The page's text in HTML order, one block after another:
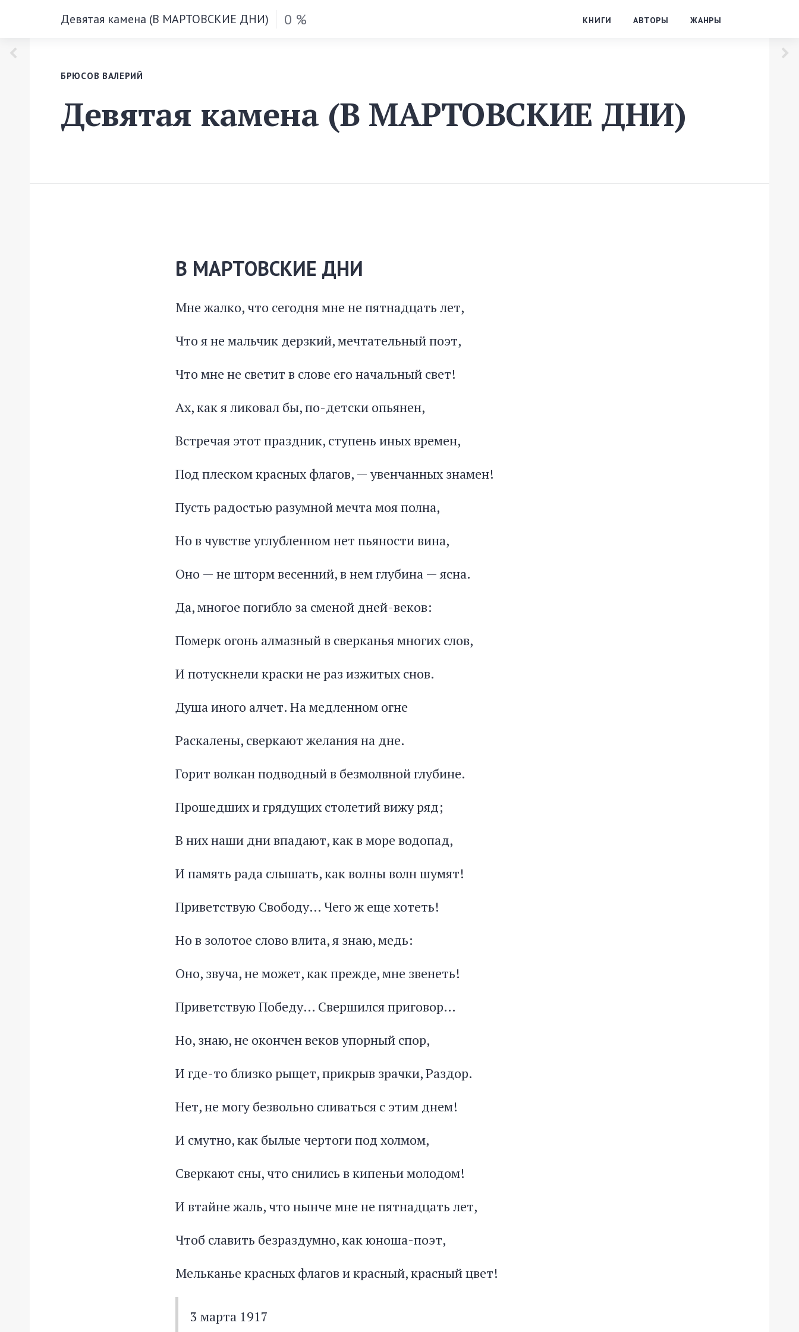
Девятая камена (В МАРТОВСКИЕ ДНИ) 0 % КНИГИ АВТОРЫ ЖАНРЫ
БРЮСОВ ВАЛЕРИЙ
Девятая камена (В МАРТОВСКИЕ ДНИ)
В МАРТОВСКИЕ ДНИ
Мне жалко, что сегодня мне не пятнадцать лет,
Что я не мальчик дерзкий, мечтательный поэт,
Что мне не светит в слове его начальный свет!
Ах, как я ликовал бы, по-детски опьянен,
Встречая этот праздник, ступень иных времен,
Под плеском красных флагов, — увенчанных знамен!
Пусть радостью разумной мечта моя полна,
Но в чувстве углубленном нет пьяности вина,
Оно — не шторм весенний, в нем глубина — ясна.
Да, многое погибло за сменой дней-веков:
Померк огонь алмазный в сверканья многих слов,
И потускнели краски не раз изжитых снов.
Душа иного алчет. На медленном огне
Раскалены, сверкают желания на дне.
Горит волкан подводный в безмолвной глубине.
Прошедших и грядущих столетий вижу ряд;
В них наши дни впадают, как в море водопад,
И память рада слышать, как волны волн шумят!
Приветствую Свободу… Чего ж еще хотеть!
Но в золотое слово влита, я знаю, медь:
Оно, звуча, не может, как прежде, мне звенеть!
Приветствую Победу… Свершился приговор…
Но, знаю, не окончен веков упорный спор,
И где-то близко рыщет, прикрыв зрачки, Раздор.
Нет, не могу безвольно сливаться с этим днем!
И смутно, как былые чертоги под холмом,
Сверкают сны, что снились в кипеньи молодом!
И втайне жаль, что нынче мне не пятнадцать лет,
Чтоб славить безраздумно, как юноша-поэт,
Мельканье красных флагов и красный, красный цвет!
3 марта 1917